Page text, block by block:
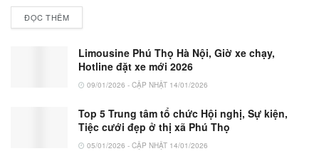
ĐỌC THÊM
Limousine Phú Thọ Hà Nội, Giờ xe chạy,
Hotline đặt xe mới 2026
09/01/2026 - CẬP NHẬT 14/01/2026
Top 5 Trung tâm tổ chức Hội nghị, Sự kiện,
Tiệc cưới đẹp ở thị xã Phú Thọ
05/01/2026 - CẬP NHẬT 14/01/2026